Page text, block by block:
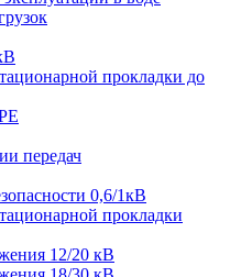
прокладки до
передач
0,6/1кВ
прокладки
12/20 кВ